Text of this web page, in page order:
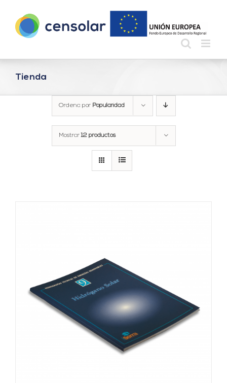
contenido
Tienda
Ordena por Popularidad
Mostrar12 productos